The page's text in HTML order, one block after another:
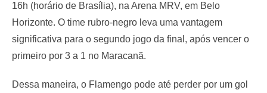
16h (horário de Brasília), na Arena MRV, em Belo
Horizonte. O time rubro-negro leva uma vantagem
significativa para o segundo jogo da final, após vencer o
primeiro por 3 a 1 no Maracanã.
Dessa maneira, o Flamengo pode até perder por um gol